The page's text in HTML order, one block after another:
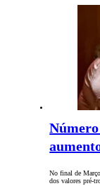
No final de
dos valores pré-